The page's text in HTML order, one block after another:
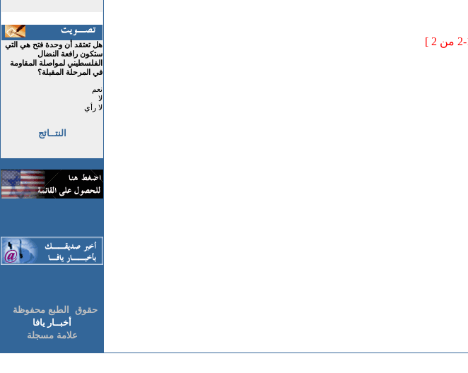
هل تعتقد أن وحدة فتح هي التي
ستكون رافعة النضال
الفلسطيني لمواصلة المقاومة
في المرحلة المقبلة؟
نعم
لا
لا رأي
النتــائج
حقوق الطبع محفوظة
أخبــار يافا
علامة مسجلة